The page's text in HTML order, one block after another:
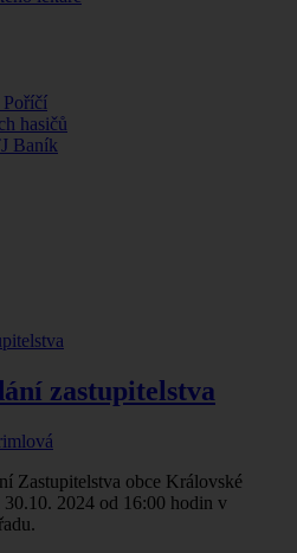
Poříčí
hasičů
Baník
zastupitelstva
Zastupitelstva obce Královské
30.10. 2024 od 16:00 hodin v